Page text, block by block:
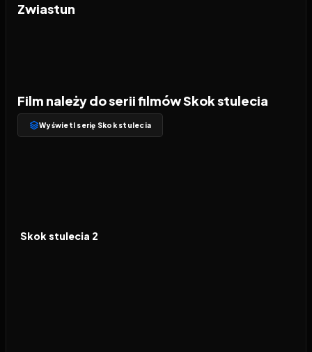
Zwiastun
Film należy do serii filmów Skok stulecia
Wyświetl serię Skok stulecia
FILM
Skok stulecia 2